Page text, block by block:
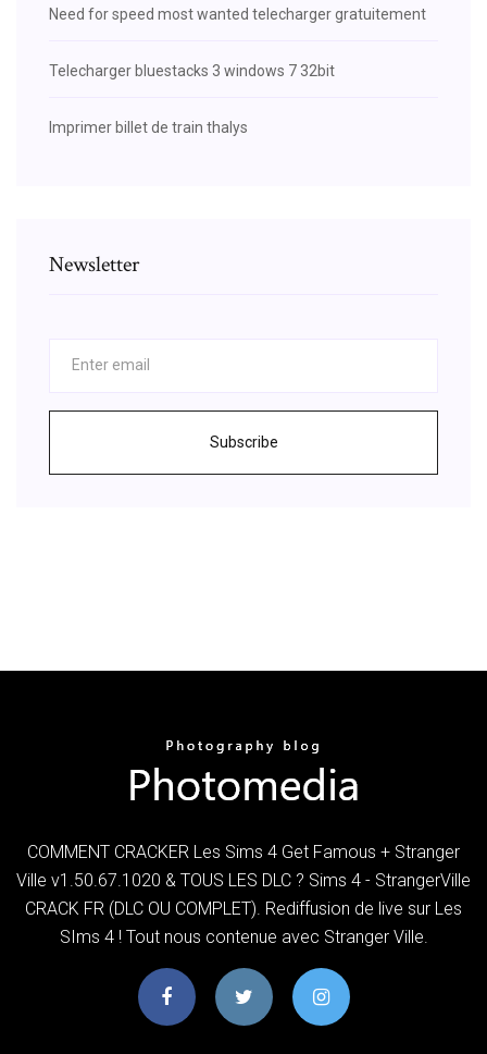
Need for speed most wanted telecharger gratuitement
Telecharger bluestacks 3 windows 7 32bit
Imprimer billet de train thalys
Newsletter
Subscribe
COMMENT CRACKER Les Sims 4 Get Famous + Stranger
Ville v1.50.67.1020 & TOUS LES DLC ? Sims 4 - StrangerVille
CRACK FR (DLC OU COMPLET). Rediffusion de live sur Les
SIms 4 ! Tout nous contenue avec Stranger Ville.